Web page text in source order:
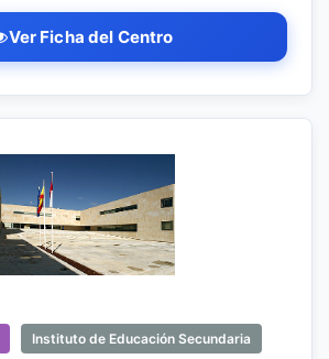
Ver Ficha del Centro
Instituto de Educación Secundaria